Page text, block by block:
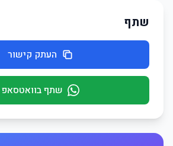
שתף
העתק קישור
שתף בוואטסאפ